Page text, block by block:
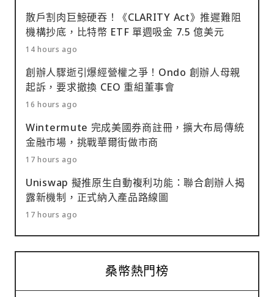
散戶割肉巨鯨硬吞！《CLARITY Act》推遲難阻
機構抄底，比特幣 ETF 單週吸金 7.5 億美元
14 hours ago
創辦人驟逝引爆經營權之爭！Ondo 創辦人母親
起訴，要求撤換 CEO 重組董事會
16 hours ago
Wintermute 完成美國券商註冊，擴大布局傳統
金融市場，挑戰華爾街做市商
17 hours ago
Uniswap 擬推原生自動複利功能：聯合創辦人揭
露新機制，正式納入產品路線圖
17 hours ago
桑幣熱門榜